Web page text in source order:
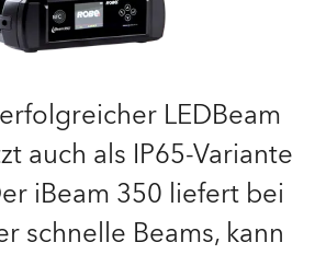
LEDBeam
auch als IP65-Variante
iBeam 350 liefert bei
schnelle Beams, kann